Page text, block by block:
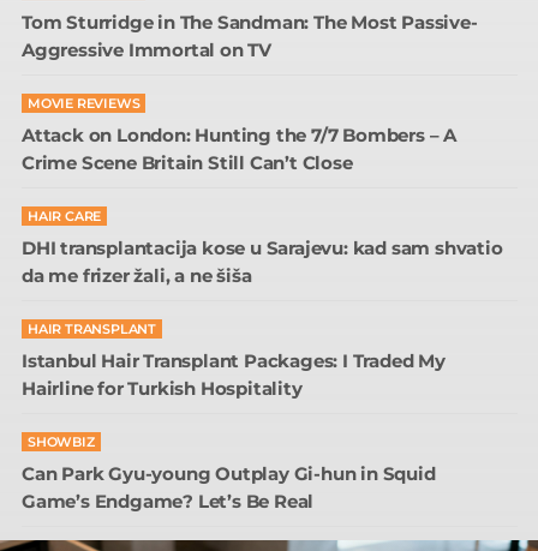
Tom Sturridge in The Sandman: The Most Passive-
Aggressive Immortal on TV
MOVIE REVIEWS
Attack on London: Hunting the 7/7 Bombers – A
Crime Scene Britain Still Can’t Close
HAIR CARE
DHI transplantacija kose u Sarajevu: kad sam shvatio
da me frizer žali, a ne šiša
HAIR TRANSPLANT
Istanbul Hair Transplant Packages: I Traded My
Hairline for Turkish Hospitality
SHOWBIZ
Can Park Gyu-young Outplay Gi-hun in Squid
Game’s Endgame? Let’s Be Real